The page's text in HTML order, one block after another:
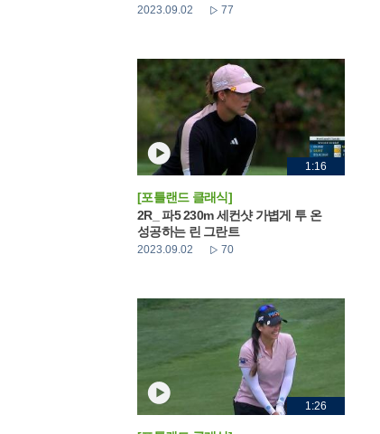
2023.09.02 77
1:16
[포틀랜드 클래식]
2R_ 파5 230m 세컨샷 가볍게 투 온
성공하는 린 그란트
2023.09.02 70
1:26